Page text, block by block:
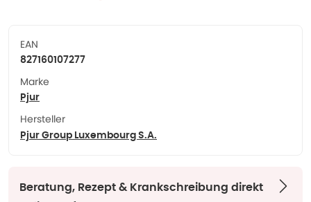
EAN
827160107277
Marke
Pjur
Hersteller
Pjur Group Luxembourg S.A.
Beratung, Rezept & Krankschreibung direkt